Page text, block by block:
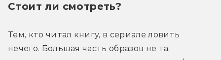
Стоит ли смотреть?
Тем, кто читал книгу, в сериале ловить
нечего. Большая часть образов не та,